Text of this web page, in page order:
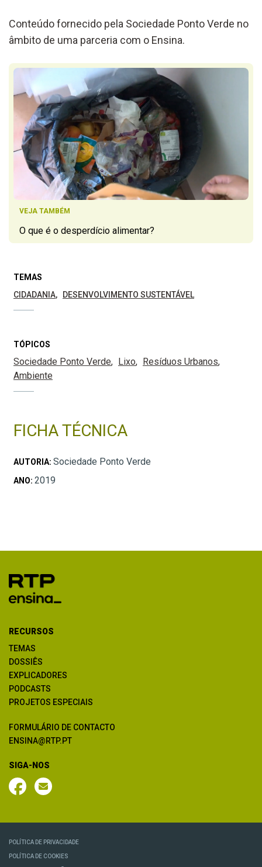
Conteúdo fornecido pela Sociedade Ponto Verde no
âmbito de uma parceria com o Ensina.
VEJA TAMBÉM
O que é o desperdício alimentar?
TEMAS
CIDADANIA
DESENVOLVIMENTO SUSTENTÁVEL
TÓPICOS
Sociedade Ponto Verde Lixo
Resíduos Urbanos
Ambiente
FICHA TÉCNICA
AUTORIA: Sociedade Ponto Verde
ANO: 2019
RECURSOS
TEMAS
DOSSIÊS
EXPLICADORES
PODCASTS
PROJETOS ESPECIAIS
FORMULÁRIO DE CONTACTO
ENSINA@RTP.PT
SIGA-NOS
POLÍTICA DE PRIVACIDADE
POLÍTICA DE COOKIES